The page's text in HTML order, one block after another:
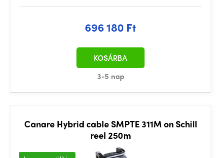
696 180 Ft
3-5 nap
KOSÁRBA
Canare Hybrid cable SMPTE 311M on Schill
reel 250m